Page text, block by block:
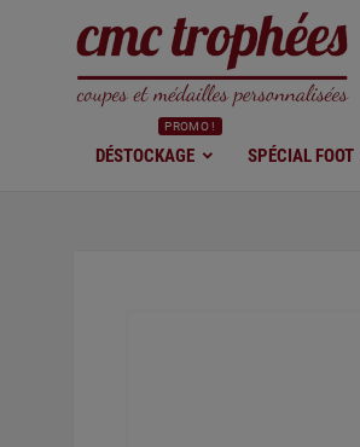
DÉSTOCKAGE
PROMO !
SPÉCIAL FOOT